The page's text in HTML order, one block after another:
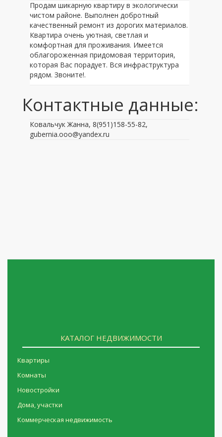
Продам шикарную квартиру в экологически
чистом районе. Выполнен добротный
качественный ремонт из дорогих материалов.
Квартира очень уютная, светлая и
комфортная для проживания. Имеется
облагороженная придомовая территория,
которая Вас порадует. Вся инфраструктура
рядом. Звоните!.
Контактные данные:
Ковальчук Жанна, 8(951)158-55-82,
gubernia.ooo@yandex.ru
КАТАЛОГ НЕДВИЖИМОСТИ
Квартиры
Комнаты
Новостройки
Дома, участки
Коммерческая недвижимость